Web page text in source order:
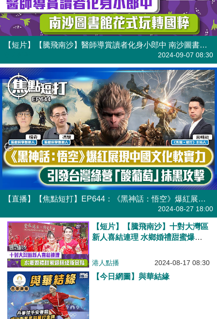
【短片】【騰飛南沙】醫師導賞讀者化身小郎中 南沙圖書館花式玩轉國粹
2024-09-07 08:30
【直播】【焦點短打】EP644：《黑神話：悟空》爆紅展現中國文化軟實力 引發台灣綠營「酸葡萄」抹黑攻擊
2024-08-27 18:00
【短片】【騰飛南沙】十對大灣區
新人喜結連理 水鄉婚禮甜蜜爆錶
港人點播 2024-08-17 08:30
【今日網圖】與華結緣